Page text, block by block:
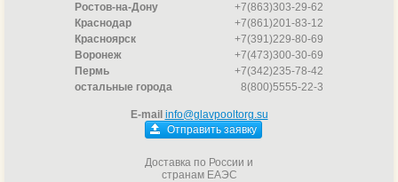
Выбирайтеробот-пылесос BWTвГлавпулторг
бассейн всегда будет сиять чистотой!
Ростов-на-Дону
+7(863)303-29-62
Краснодар
+7(861)201-83-12
Красноярск
+7(391)229-80-69
Воронеж
+7(473)300-30-69
Пермь
+7(342)235-78-42
остальные города
8(800)5555-22-3
E-mail info@glavpooltorg.su
Отправить заявку
Доставка по России и
странам ЕАЭС